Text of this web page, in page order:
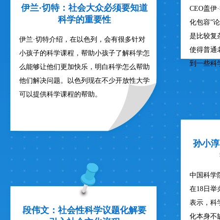
伊兰·切特：社会大众必须要知道
科学的重要性
伊兰·切特介绍，在以色列，会有很多针对
小孩子的科学课程，帮助小孩子了解科学怎
么能够让他们更加快乐，明白科学怎么帮助
他们解决问题。以色列现在不少开放性大学
可以提供科学课程的帮助。
CEO盖伊
化包容”
是比较复
使得普通
到一些科
段伟文：社会性科学议题化解要
孙小
中国科学
在18日举
表示，科
化本身不